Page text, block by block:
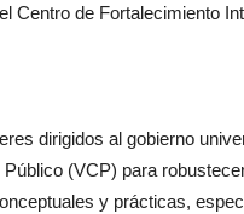
Centro de Fortalecimiento
dirigidos al gobierno
(VCP) para
y prácticas,